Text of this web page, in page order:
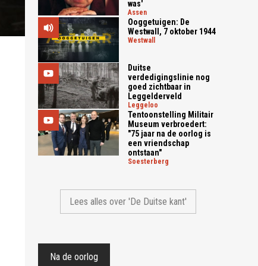
was'
assen
Ooggetuigen: De
Westwall, 7 oktober 1944
westwall
Duitse
verdedigingslinie nog
goed zichtbaar in
Leggelderveld
leggeloo
Tentoonstelling Militair
Museum verbroedert:
"75 jaar na de oorlog is
een vriendschap
ontstaan"
soesterberg
Lees alles over 'De Duitse kant'
Na de oorlog